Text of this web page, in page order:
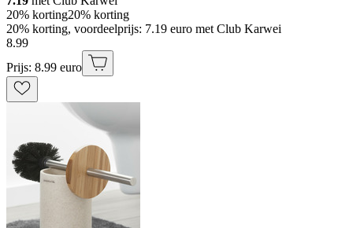
20% korting20% korting
20% korting, voordeelprijs: 7.19 euro met Club Karwei
8.99
Prijs: 8.99 euro